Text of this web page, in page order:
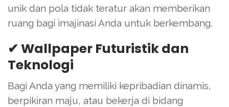
unik dan pola tidak teratur akan memberikan
ruang bagi imajinasi Anda untuk berkembang.
✔ Wallpaper Futuristik dan
Teknologi
Bagi Anda yang memiliki kepribadian dinamis,
berpikiran maju, atau bekerja di bidang